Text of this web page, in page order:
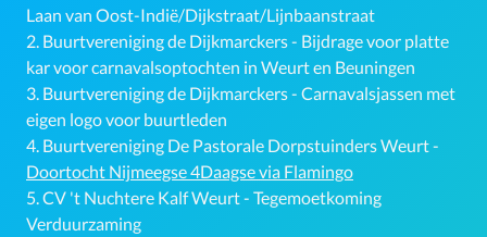
Laan van Oost-Indië/Dijkstraat/Lijnbaanstraat
2. Buurtvereniging de Dijkmarckers - Bijdrage voor platte
kar voor carnavalsoptochten in Weurt en Beuningen
3. Buurtvereniging de Dijkmarckers - Carnavalsjassen met
eigen logo voor buurtleden
4. Buurtvereniging De Pastorale Dorpstuinders Weurt -
Doortocht Nijmeegse 4Daagse via Flamingo
5. CV 't Nuchtere Kalf Weurt - Tegemoetkoming
Verduurzaming